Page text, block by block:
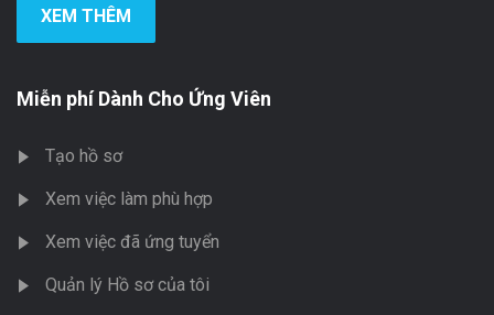
XEM THÊM
Miễn phí Dành Cho Ứng Viên
Tạo hồ sơ
Xem việc làm phù hợp
Xem việc đã ứng tuyển
Quản lý Hồ sơ của tôi